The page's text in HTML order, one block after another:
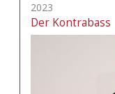
2023
Der Kontrabass